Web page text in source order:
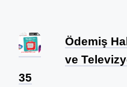
Ödemiş
ve
35